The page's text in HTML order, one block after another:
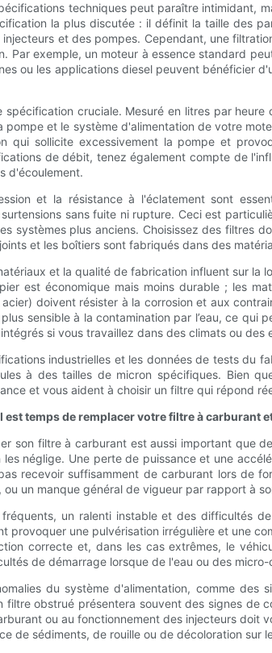
techniques peut paraître intimidant,
la plus discutée : il définit la taille des
et des pompes. Cependant, une
Par exemple, un moteur à essence standard
ou les applications diesel peuvent bénéficier
spécification cruciale. Mesuré en litres par
pompe et le système d'alimentation de votre
qui sollicite excessivement la pompe et
de débit, tenez également compte de
d'écoulement.
et la résistance à l'éclatement sont
sans fuite ni rupture. Ceci est
systèmes plus anciens. Choisissez des filtres
et les boîtiers sont fabriqués dans des
et la qualité de fabrication influent sur la
est économique mais moins durable ; les
doivent résister à la corrosion et aux
sensible à la contamination par l’eau, ce qui
si vous travaillez dans des climats ou des
industrielles et les données de tests du
à des tailles de micron spécifiques. Bien
et vous aident à choisir un filtre qui répond
temps de remplacer votre filtre à carburant
son filtre à carburant est aussi important que
les néglige. Une perte de puissance et une
recevoir suffisamment de carburant lors de
un manque général de vigueur par rapport à
un ralenti instable et des difficultés
provoquer une pulvérisation irrégulière et une
correcte et, dans les cas extrêmes, le
de démarrage lorsque de l'eau ou des
du système d'alimentation, comme
filtre obstrué présentera souvent des signes de
ou au fonctionnement des injecteurs doit
de sédiments, de rouille ou de décoloration sur